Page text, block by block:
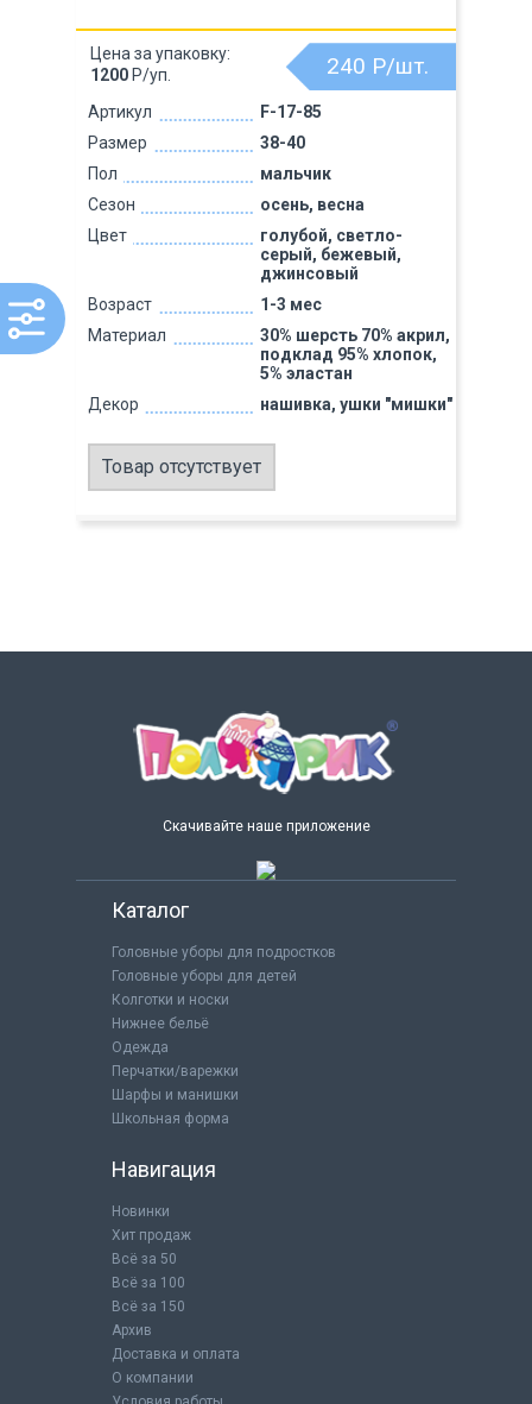
Артикул
F-17-85
Размер
38-40
Пол
мальчик
Сезон
осень, весна
Цвет
голубой, светло-
серый, бежевый,
джинсовый
Возраст
1-3 мес
Материал
30% шерсть 70% акрил,
подклад 95% хлопок,
5% эластан
Декор
нашивка, ушки "мишки"
240 Р/шт.
Цена за упаковку:
1200 Р/уп.
Товар отсутствует
Скачивайте наше приложение
Каталог
Головные уборы для подростков
Головные уборы для детей
Колготки и носки
Нижнее бельё
Одежда
Перчатки/варежки
Шарфы и манишки
Школьная форма
Навигация
Новинки
Хит продаж
Всё за 50
Всё за 100
Всё за 150
Архив
Доставка и оплата
О компании